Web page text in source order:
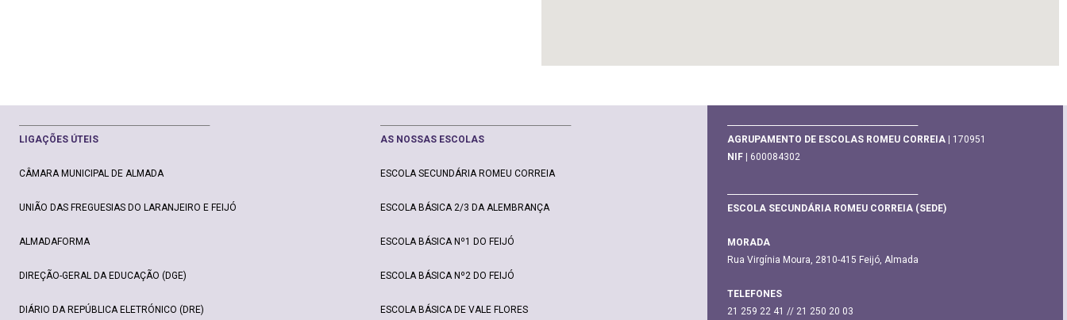
LIGAÇÕES ÚTEIS
CÂMARA MUNICIPAL DE ALMADA
UNIÃO DAS FREGUESIAS DO LARANJEIRO E FEIJÓ
ALMADAFORMA
DIREÇÃO-GERAL DA EDUCAÇÃO (DGE)
DIÁRIO DA REPÚBLICA ELETRÓNICO (DRE)
AS NOSSAS ESCOLAS
ESCOLA SECUNDÁRIA ROMEU CORREIA
ESCOLA BÁSICA 2/3 DA ALEMBRANÇA
ESCOLA BÁSICA Nº1 DO FEIJÓ
ESCOLA BÁSICA Nº2 DO FEIJÓ
ESCOLA BÁSICA DE VALE FLORES
AGRUPAMENTO DE ESCOLAS ROMEU CORREIA | 170951
NIF | 600084302
ESCOLA SECUNDÁRIA ROMEU CORREIA (SEDE)
MORADA
Rua Virgínia Moura, 2810-415 Feijó, Almada
TELEFONES
21 259 22 41 // 21 250 20 03